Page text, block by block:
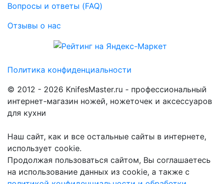
Вопросы и ответы (FAQ)
Отзывы о нас
Политика конфиденциальности
© 2012 - 2026 KnifesMaster.ru - профессиональный
интернет-магазин ножей, ножеточек и аксессуаров
для кухни
Наш сайт, как и все остальные сайты в интернете,
использует cookie.
Продолжая пользоваться сайтом, Вы соглашаетесь
на использование данных из cookie, а также с